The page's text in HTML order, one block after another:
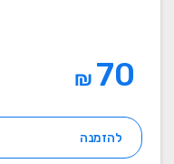
₪
להזמנה